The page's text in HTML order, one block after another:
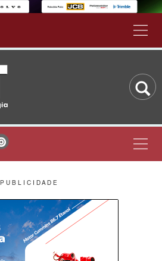
P U B L I C I D A D E